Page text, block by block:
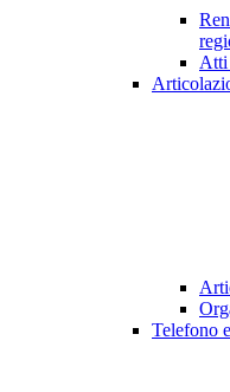
Atti
Telefono